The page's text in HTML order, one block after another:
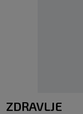
ZDRAVLJE